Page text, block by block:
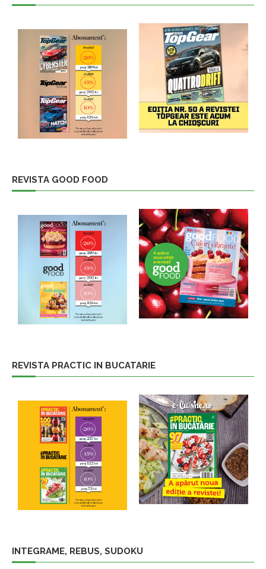
REVISTA GOOD FOOD
REVISTA PRACTIC IN BUCATARIE
INTEGRAME, REBUS, SUDOKU